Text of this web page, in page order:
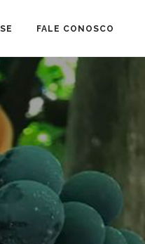
FALE CONOSCO